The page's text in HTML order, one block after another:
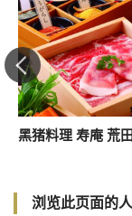
黑猪料理 寿庵 荒
浏览此页面的